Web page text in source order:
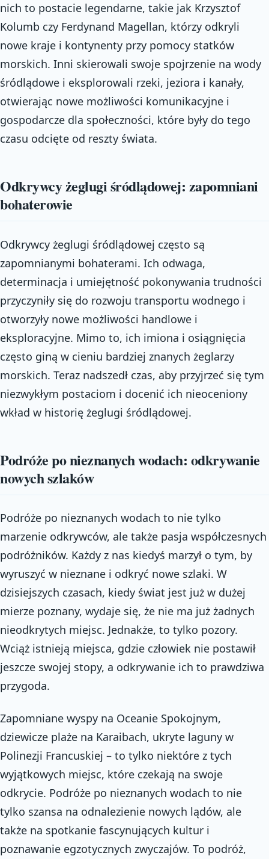
nich to postacie legendarne, takie jak Krzysztof
Kolumb czy Ferdynand Magellan, którzy odkryli
nowe kraje i kontynenty przy pomocy statków
morskich. Inni skierowali swoje spojrzenie na wody
śródlądowe i eksplorowali rzeki, jeziora i kanały,
otwierając nowe możliwości komunikacyjne i
gospodarcze dla społeczności, które były do tego
czasu odcięte od reszty świata.
Odkrywcy żeglugi śródlądowej: zapomniani
bohaterowie
Odkrywcy żeglugi śródlądowej często są
zapomnianymi bohaterami. Ich odwaga,
determinacja i umiejętność pokonywania trudności
przyczyniły się do rozwoju transportu wodnego i
otworzyły nowe możliwości handlowe i
eksploracyjne. Mimo to, ich imiona i osiągnięcia
często giną w cieniu bardziej znanych żeglarzy
morskich. Teraz nadszedł czas, aby przyjrzeć się tym
niezwykłym postaciom i docenić ich nieoceniony
wkład w historię żeglugi śródlądowej.
Podróże po nieznanych wodach: odkrywanie
nowych szlaków
Podróże po nieznanych wodach to nie tylko
marzenie odkrywców, ale także pasja współczesnych
podróżników. Każdy z nas kiedyś marzył o tym, by
wyruszyć w nieznane i odkryć nowe szlaki. W
dzisiejszych czasach, kiedy świat jest już w dużej
mierze poznany, wydaje się, że nie ma już żadnych
nieodkrytych miejsc. Jednakże, to tylko pozory.
Wciąż istnieją miejsca, gdzie człowiek nie postawił
jeszcze swojej stopy, a odkrywanie ich to prawdziwa
przygoda.
Zapomniane wyspy na Oceanie Spokojnym,
dziewicze plaże na Karaibach, ukryte laguny w
Polinezji Francuskiej – to tylko niektóre z tych
wyjątkowych miejsc, które czekają na swoje
odkrycie. Podróże po nieznanych wodach to nie
tylko szansa na odnalezienie nowych lądów, ale
także na spotkanie fascynujących kultur i
poznawanie egzotycznych zwyczajów. To podróż,